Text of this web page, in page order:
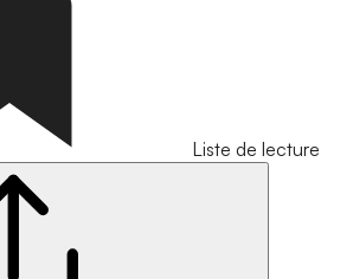
Liste de lecture